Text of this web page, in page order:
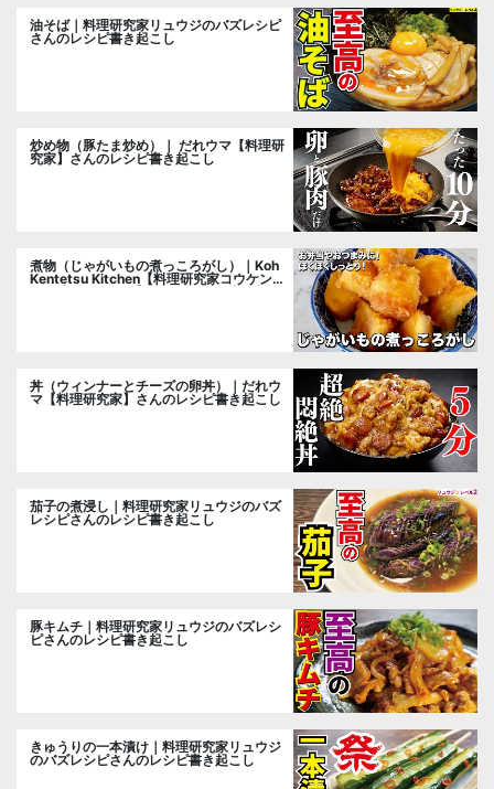
油そば｜料理研究家リュウジのバズレシピ
さんのレシピ書き起こし
炒め物（豚たま炒め）｜ だれウマ【料理研
究家】さんのレシピ書き起こし
煮物（じゃがいもの煮っころがし）｜Koh
Kentetsu Kitchen【料理研究家コウケンテ
丼（ウィンナーとチーズの卵丼）｜だれウ
マ【料理研究家】さんのレシピ書き起こし
茄子の煮浸し｜料理研究家リュウジのバズ
レシピさんのレシピ書き起こし
豚キムチ｜料理研究家リュウジのバズレシ
ピさんのレシピ書き起こし
きゅうりの一本漬け｜料理研究家リュウジ
のバズレシピさんのレシピ書き起こし